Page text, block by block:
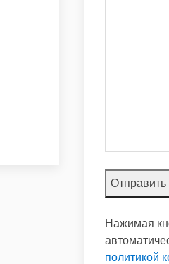
Нажимая
политикой